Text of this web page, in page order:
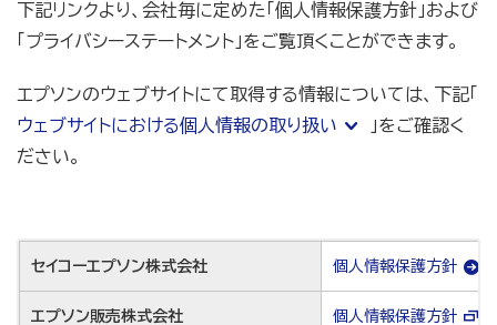
下記リンクより、会社毎に定めた「個人情報保護方針」および
「プライバシーステートメント」をご覧頂くことができます。
エプソンのウェブサイトにて取得する情報については、下記「
ウェブサイトにおける個人情報の取り扱い
」をご確認く
ださい。
セイコーエプソン株式会社 個人情報保護方針
エプソン販売株式会社 個人情報保護方針